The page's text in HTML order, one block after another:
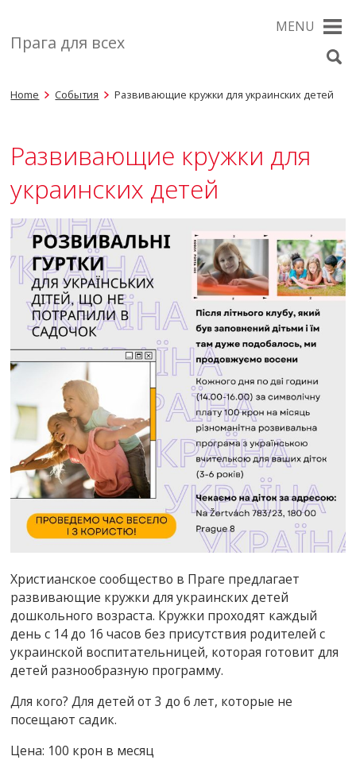
Прага для всех
MENU
Home События Развивающие кружки для украинских детей
Развивающие кружки для
украинских детей
Христианское сообщество в Праге предлагает
развивающие кружки для украинских детей
дошкольного возраста. Кружки проходят каждый
день с 14 до 16 часов без присутствия родителей с
украинской воспитательницей, которая готовит для
детей разнообразную программу.
Для кого? Для детей от 3 до 6 лет, которые не
посещают садик.
Цена: 100 крон в месяц